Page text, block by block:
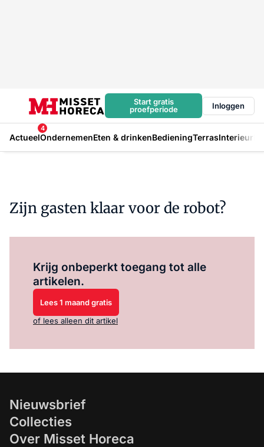
Start gratis
proefperiode
Inloggen
Actueel
4
OndernemenEten & drinkenBedieningTerrasInterieur
Zijn gasten klaar voor de robot?
Krijg onbeperkt toegang tot alle
artikelen.
Lees 1 maand gratis
of lees alleen dit artikel
Nieuwsbrief
Collecties
Over Misset Horeca